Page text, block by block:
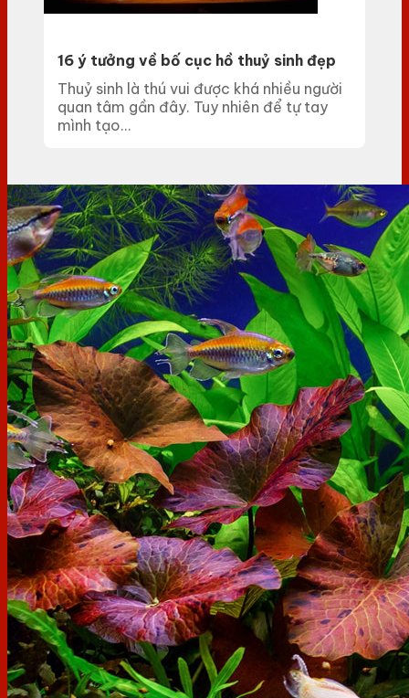
16 ý tưởng về bố cục hồ thuỷ sinh đẹp
Thuỷ sinh là thú vui được khá nhiều người
quan tâm gần đây. Tuy nhiên để tự tay
mình tạo...